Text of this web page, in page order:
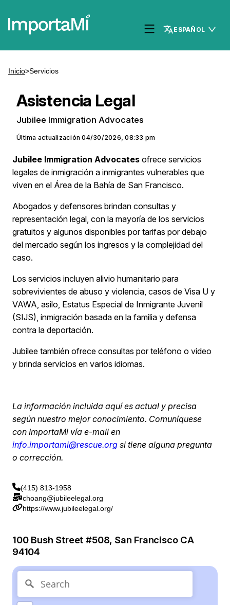
ESPAÑOL
Inicio>Servicios
Asistencia Legal
Jubilee Immigration Advocates
Última actualización 04/30/2026, 08:33 pm
Jubilee Immigration Advocates ofrece servicios
legales de inmigración a inmigrantes vulnerables que
viven en el Área de la Bahía de San Francisco.
Abogados y defensores brindan consultas y
representación legal, con la mayoría de los servicios
gratuitos y algunos disponibles por tarifas por debajo
del mercado según los ingresos y la complejidad del
caso.
Los servicios incluyen alivio humanitario para
sobrevivientes de abuso y violencia, casos de Visa U y
VAWA, asilo, Estatus Especial de Inmigrante Juvenil
(SIJS), inmigración basada en la familia y defensa
contra la deportación.
Jubilee también ofrece consultas por teléfono o video
y brinda servicios en varios idiomas.
La información incluida aquíes actual y precisa
según nuestro mejor conocimiento. Comuníquese
con ImportaMi vía e-mail en
info.importami@rescue.org si tiene alguna pregunta
o corrección.
(415) 813-1958
choang@jubileelegal.org
https://www.jubileelegal.org/
100 Bush Street #508, San Francisco CA
94104